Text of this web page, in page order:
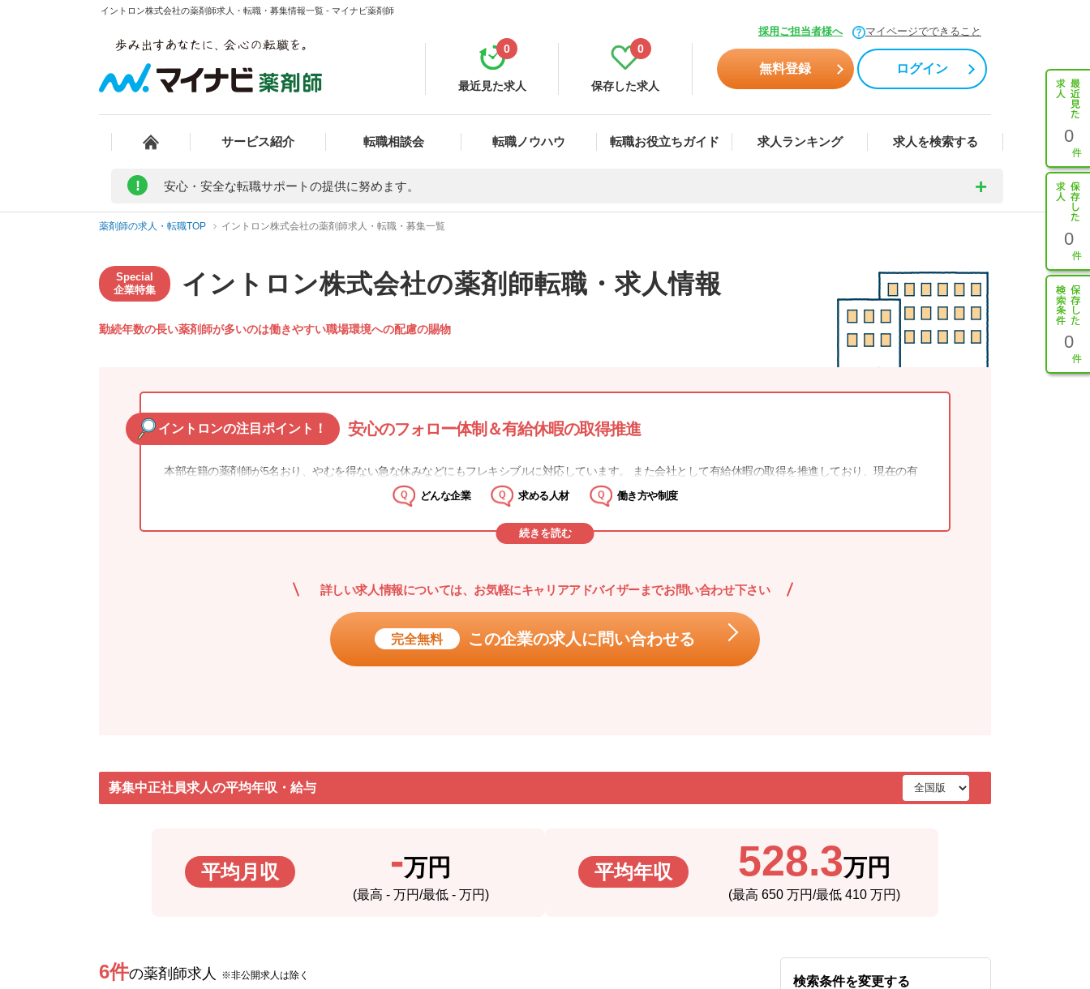
イントロン株式会社の薬剤師求人・転職・募集情報一覧 - マイナビ薬剤師
採用ご担当者様へ マイページでできること
最近見た求人
0
保存した求人
0
無料登録 ログイン
サービス紹介 転職相談会 転職ノウハウ 転職お役立ちガイド 求人ランキング 求人を検索する 0
0
0
! 安心・安全な転職サポートの提供に努めます。
薬剤師の求人・転職TOP イントロン株式会社の薬剤師求人・転職・募集一覧
Special
企業特集
イントロン株式会社の薬剤師転職・求人情報
勤続年数の長い薬剤師が多いのは働きやすい職場環境への配慮の賜物
イントロンの注目ポイント！ 安心のフォロー体制＆有給休暇の取得推進
本部在籍の薬剤師が5名おり、やむを得ない急な休みなどにもフレキシブルに対応しています。 また会社として有給休暇の取得を推進しており、現在の有
どんな企業 求める人材 働き方や制度
続きを読む
詳しい求人情報については、お気軽にキャリアアドバイザーまでお問い合わせ下さい
完全無料 この企業の求人に問い合わせる
募集中正社員求人の平均年収・給与
平均月収 -万円
(最高 - 万円/最低 - 万円)
平均年収 528.3万円
(最高 650 万円/最低 410 万円)
6件の薬剤師求人 ※非公開求人は除く 検索条件を変更する